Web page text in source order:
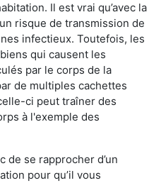
Il est vrai qu’avec la
risque de transmission de
infectieux. Toutefois, les
qui causent les
par le corps de la
de multiples cachettes
ci peut traîner des
à l'exemple des
de se rapprocher d’un
pour qu’il vous